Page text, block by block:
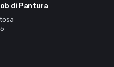
di Pantura